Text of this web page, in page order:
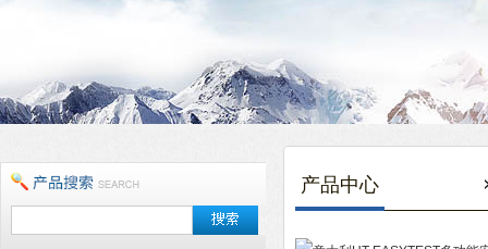
产品中心